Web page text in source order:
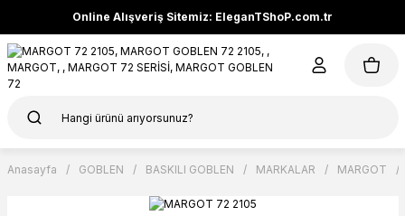
Online Alışveriş Sitemiz: EleganTShoP.com.tr
Anasayfa GOBLEN BASKILI GOBLEN MARKALAR MARGOT